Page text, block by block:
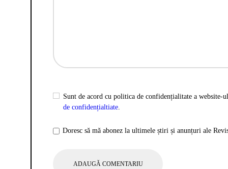
Sunt de acord cu politica de confidențialitate a
de confidențialtiate.
Doresc să mă abonez la ultimele știri și anunțuri ale